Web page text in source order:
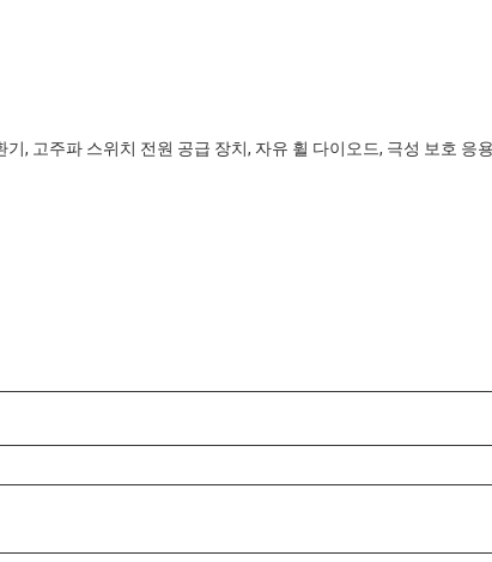
, 고주파 스위치 전원 공급 장치, 자유 휠 다이오드, 극성 보호 응